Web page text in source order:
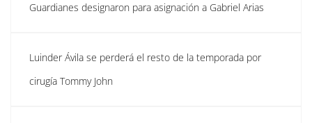
Guardianes designaron para asignación a Gabriel Arias
Luinder Ávila se perderá el resto de la temporada por
cirugía Tommy John